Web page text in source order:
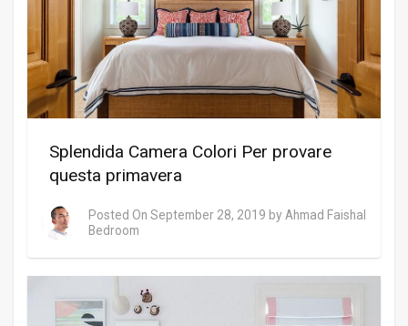
Splendida Camera Colori Per provare
questa primavera
Posted On September 28, 2019 by Ahmad Faishal
Bedroom